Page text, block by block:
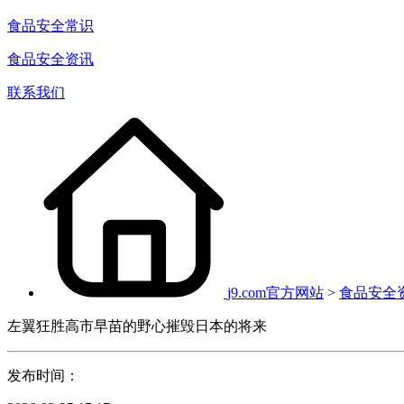
食品安全常识
食品安全资讯
联系我们
j9.com官方网站 > 食品安全
左翼狂胜高市早苗的野心摧毁日本的将来
发布时间：